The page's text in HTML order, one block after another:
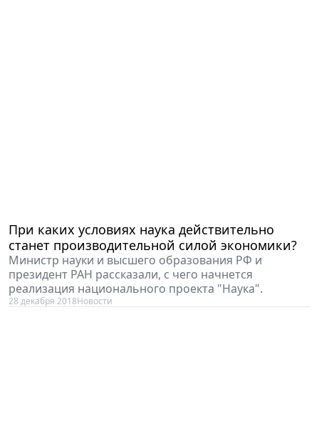
При каких условиях наука действительно
станет производительной силой экономики?
Министр науки и высшего образования РФ и
президент РАН рассказали, с чего начнется
реализация национального проекта "Наука".
28 декабря 2018Новости